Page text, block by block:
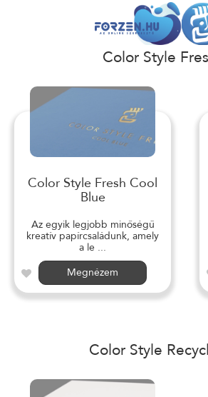
Color Style
Color Style Fresh Cool
Blue
Az egyik legjobb minőségű
kreatív papírcsaládunk, amely
a le ...
Megnézem
Color Style